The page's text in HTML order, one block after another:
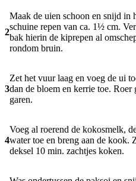
2
Maak de uien schoon en snijd in
schuine repen van ca. 1½ cm.
bak hierin de kiprepen al
rondom bruin.
3
Zet het vuur laag en voeg de ui
dan de bloem en kerrie toe.
garen.
4
Voeg al roerend de kokosmelk,
water toe en breng aan de kook.
deksel 10 min. zachtjes koken.